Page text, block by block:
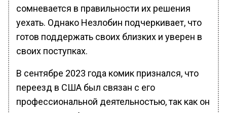
сомневается в правильности их решения
уехать. Однако Незлобин подчеркивает, что
готов поддержать своих близких и уверен в
своих поступках.
В сентябре 2023 года комик признался, что
переезд в США был связан с его
профессиональной деятельностью, так как он